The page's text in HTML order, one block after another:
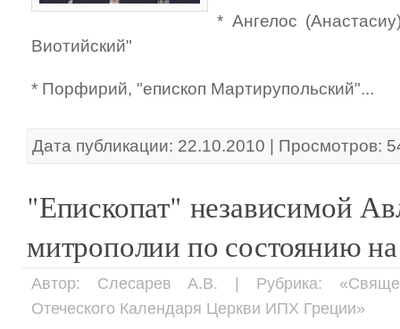
* Ангелос
Виотийский"
* Порфирий, "епископ Мартирупольский"...
Дата публикации: 22.10.2010 | Просмотров:
"Епископат" независимой
митрополии по состоянию
Автор: Слесарев А.В. | Рубрика:
Отеческого Календаря Церкви ИПХ Греции»